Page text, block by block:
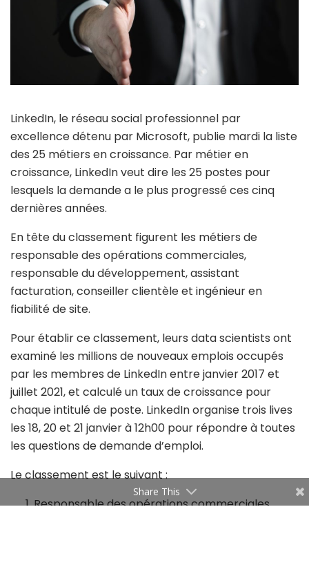
LinkedIn, le réseau social professionnel par
excellence détenu par Microsoft, publie mardi la liste
des 25 métiers en croissance. Par métier en
croissance, LinkedIn veut dire les 25 postes pour
lesquels la demande a le plus progressé ces cinq
dernières années.
En tête du classement figurent les métiers de
responsable des opérations commerciales,
responsable du développement, assistant
facturation, conseiller clientèle et ingénieur en
fiabilité de site.
Pour établir ce classement, leurs data scientists ont
examiné les millions de nouveaux emplois occupés
par les membres de LinkedIn entre janvier 2017 et
juillet 2021, et calculé un taux de croissance pour
chaque intitulé de poste. LinkedIn organise trois lives
les 18, 20 et 21 janvier à 12h00 pour répondre à toutes
les questions de demande d’emploi.
Le classement est le suivant :
Responsable des opérations commerciales
Share This